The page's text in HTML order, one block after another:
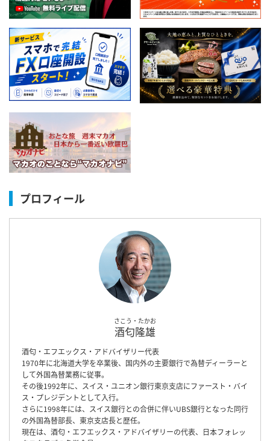
プロフィール
さこう・たかお
酒匂隆雄
酒匂・エフエックス・アドバイザリー代表
1970年に北海道大学を卒業後、国内外の主要銀行で為替ディーラーと
して外国為替業務に従事。
その後1992年に、スイス・ユニオン銀行東京支店にファースト・バイ
ス・プレジデントとして入行。
さらに1998年には、スイス銀行との合併に伴いUBS銀行となった同行
の外国為替部長、東京支店長と歴任。
現在は、酒匂・エフエックス・アドバイザリーの代表、日本フォレッ